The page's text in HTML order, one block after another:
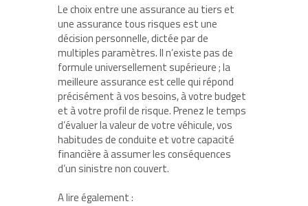
Le choix entre une assurance au tiers et
une assurance tous risques est une
décision personnelle, dictée par de
multiples paramètres. Il n’existe pas de
formule universellement supérieure ; la
meilleure assurance est celle qui répond
précisément à vos besoins, à votre budget
et à votre profil de risque. Prenez le temps
d’évaluer la valeur de votre véhicule, vos
habitudes de conduite et votre capacité
financière à assumer les conséquences
d’un sinistre non couvert.
A lire également :